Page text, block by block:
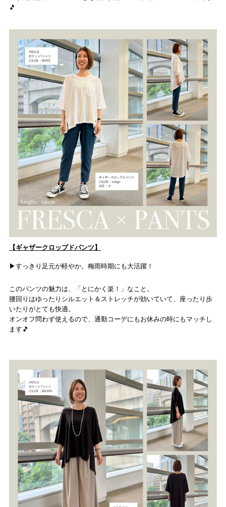
🎵
【ギャザークロップドパンツ】
▶︎すっきり足元が軽やか。梅雨時期にも大活躍！
このパンツの魅力は、「とにかく楽！」なこと。
腰回りはゆったりシルエット＆ストレッチが効いていて、座ったり歩
いたりがとても快適。
オンオフ問わず使えるので、通勤コーデにもお休みの時にもマッチし
ます🎵